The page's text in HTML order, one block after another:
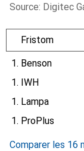
Source: Digitec
Fristom
1. Benson
1. IWH
1. Lampa
1. ProPlus
Comparer les 16